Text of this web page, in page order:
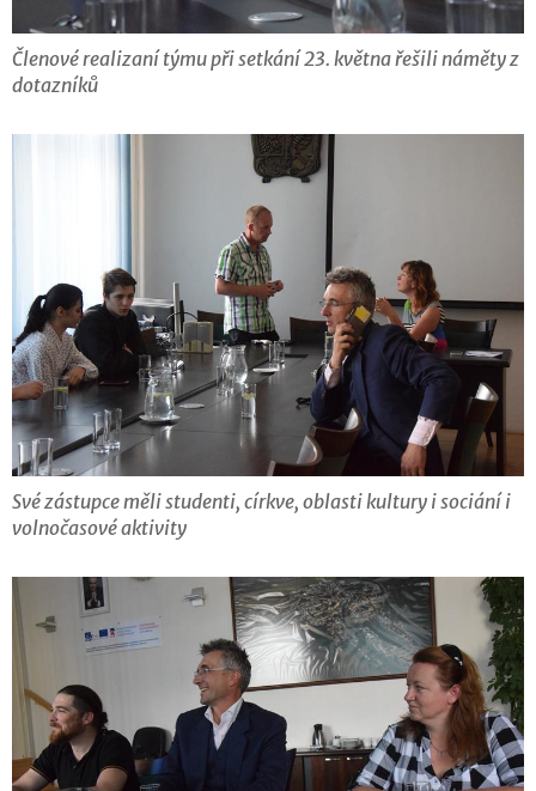
Členové realizaní týmu při setkání 23. května řešili náměty z
dotazníků
Své zástupce měli studenti, církve, oblasti kultury i sociání i
volnočasové aktivity